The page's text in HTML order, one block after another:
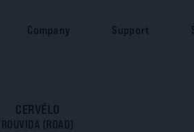
Company Support
CERVÉLO
ROUVIDA (ROAD)